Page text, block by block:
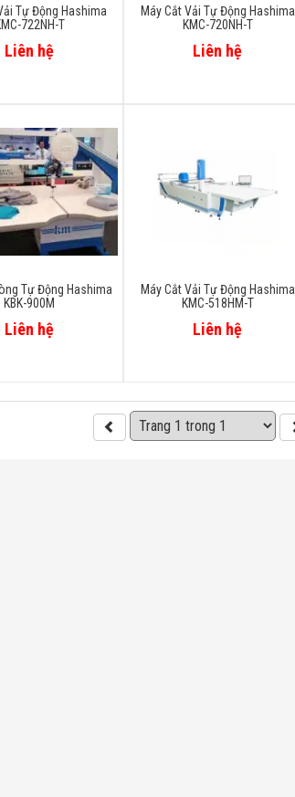
Tự Động Hashima
722NH-T
Liên hệ
Máy Cắt Vải Tự Động Hashima
KMC-720NH-T
Liên hệ
Tự Động Hashima
KBK-900M
Liên hệ
Máy Cắt Vải Tự Động Hashima
KMC-518HM-T
Liên hệ